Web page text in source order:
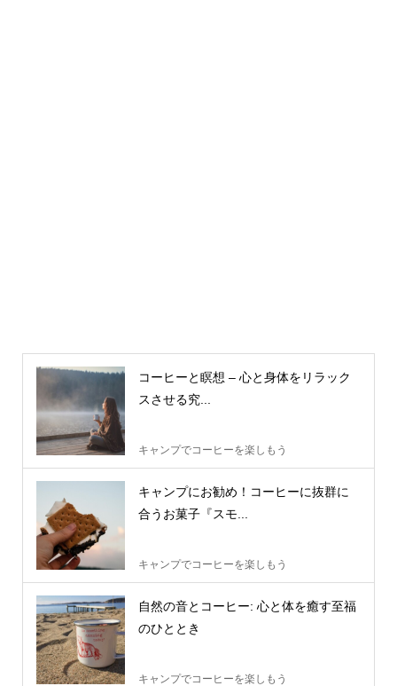
コーヒーと瞑想 – 心と身体をリラック
スさせる究...
キャンプでコーヒーを楽しもう
キャンプにお勧め！コーヒーに抜群に
合うお菓子『スモ...
キャンプでコーヒーを楽しもう
自然の音とコーヒー: 心と体を癒す至福
のひととき
キャンプでコーヒーを楽しもう